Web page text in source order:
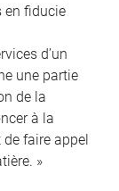
en fiducie
d’un
une partie
de la
à la
faire appel
»